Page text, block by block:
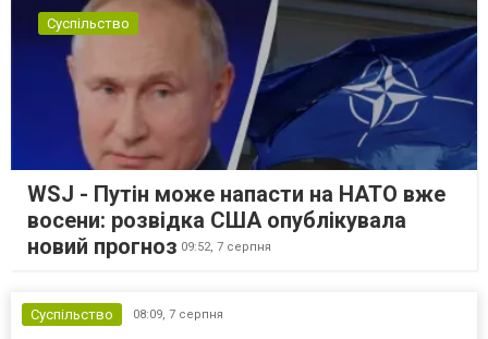
Суспільство
WSJ - Путін може напасти на НАТО вже
восени: розвідка США опублікувала
новий прогноз 09:52, 7 серпня
Суспільство 08:09, 7 серпня